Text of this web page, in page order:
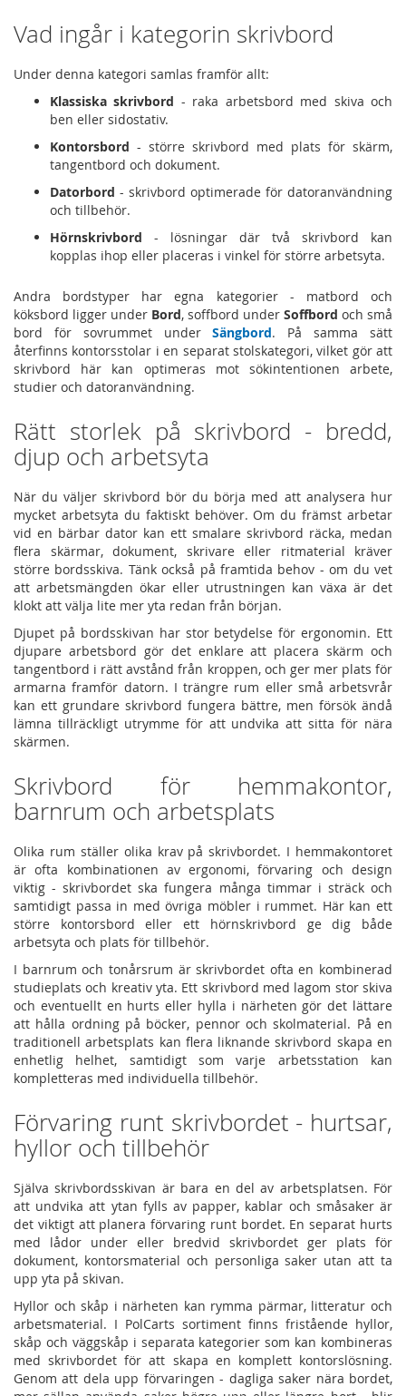
Vad ingår i kategorin skrivbord
Under denna kategori samlas framför allt:
Klassiska skrivbord - raka arbetsbord med skiva och
ben eller sidostativ.
Kontorsbord - större skrivbord med plats för skärm,
tangentbord och dokument.
Datorbord - skrivbord optimerade för datoranvändning
och tillbehör.
Hörnskrivbord - lösningar där två skrivbord kan
kopplas ihop eller placeras i vinkel för större arbetsyta.
Andra bordstyper har egna kategorier - matbord och
köksbord ligger under Bord, soffbord under Soffbord och små
bord för sovrummet underSängbord. På samma sätt
återfinns kontorsstolar i en separat stolskategori, vilket gör att
skrivbord här kan optimeras mot sökintentionen arbete,
studier och datoranvändning.
Rätt storlek på skrivbord - bredd,
djup och arbetsyta
När du väljer skrivbord bör du börja med att analysera hur
mycket arbetsyta du faktiskt behöver. Om du främst arbetar
vid en bärbar dator kan ett smalare skrivbord räcka, medan
flera skärmar, dokument, skrivare eller ritmaterial kräver
större bordsskiva. Tänk också på framtida behov - om du vet
att arbetsmängden ökar eller utrustningen kan växa är det
klokt att välja lite mer yta redan från början.
Djupet på bordsskivan har stor betydelse för ergonomin. Ett
djupare arbetsbord gör det enklare att placera skärm och
tangentbord i rätt avstånd från kroppen, och ger mer plats för
armarna framför datorn. I trängre rum eller små arbetsvrår
kan ett grundare skrivbord fungera bättre, men försök ändå
lämna tillräckligt utrymme för att undvika att sitta för nära
skärmen.
Skrivbord för hemmakontor,
barnrum och arbetsplats
Olika rum ställer olika krav på skrivbordet. I hemmakontoret
är ofta kombinationen av ergonomi, förvaring och design
viktig - skrivbordet ska fungera många timmar i sträck och
samtidigt passa in med övriga möbler i rummet. Här kan ett
större kontorsbord eller ett hörnskrivbord ge dig både
arbetsyta och plats för tillbehör.
I barnrum och tonårsrum är skrivbordet ofta en kombinerad
studieplats och kreativ yta. Ett skrivbord med lagom stor skiva
och eventuellt en hurts eller hylla i närheten gör det lättare
att hålla ordning på böcker, pennor och skolmaterial. På en
traditionell arbetsplats kan flera liknande skrivbord skapa en
enhetlig helhet, samtidigt som varje arbetsstation kan
kompletteras med individuella tillbehör.
Förvaring runt skrivbordet - hurtsar,
hyllor och tillbehör
Själva skrivbordsskivan är bara en del av arbetsplatsen. För
att undvika att ytan fylls av papper, kablar och småsaker är
det viktigt att planera förvaring runt bordet. En separat hurts
med lådor under eller bredvid skrivbordet ger plats för
dokument, kontorsmaterial och personliga saker utan att ta
upp yta på skivan.
Hyllor och skåp i närheten kan rymma pärmar, litteratur och
arbetsmaterial. I PolCarts sortiment finns fristående hyllor,
skåp och väggskåp i separata kategorier som kan kombineras
med skrivbordet för att skapa en komplett kontorslösning.
Genom att dela upp förvaringen - dagliga saker nära bordet,